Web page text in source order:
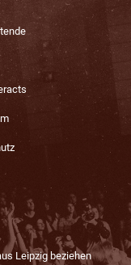
Leipzig beziehen